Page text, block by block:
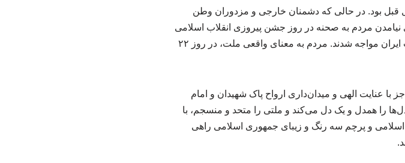
از راهپیمایی‌های سال قبل بود. در حالی که دشمنان خارجی و مزدوران وطن
مردم به صحنه در روز جشن پیروزی انقلاب اسلامی
به کار بستند؛ اما همگی با یک غافلگیری راهبردی از سوی ملت ایران مواجه شدند. مردم به معنای واقعی ملت، در روز ۲۲
با عنایت الهی و میدان‌داری ارواح پاک شهیدان و امام
را همدل و یک دل می‌کند و ملتی را متحد و منسجم، با
و پرچم سه رنگ و زیبای جمهوری اسلامی راهی